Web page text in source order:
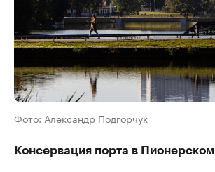
Фото: Александр Подгорчук
Консервация порта в Пионерском